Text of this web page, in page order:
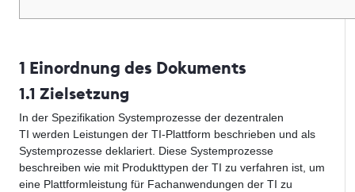
1 Einordnung des Dokuments
1.1 Zielsetzung
In der Spezifikation Systemprozesse der dezentralen
TI werden Leistungen der TI-Plattform beschrieben und als
Systemprozesse deklariert. Diese Systemprozesse
beschreiben wie mit Produkttypen der TI zu verfahren ist, um
eine Plattformleistung für Fachanwendungen der TI zu